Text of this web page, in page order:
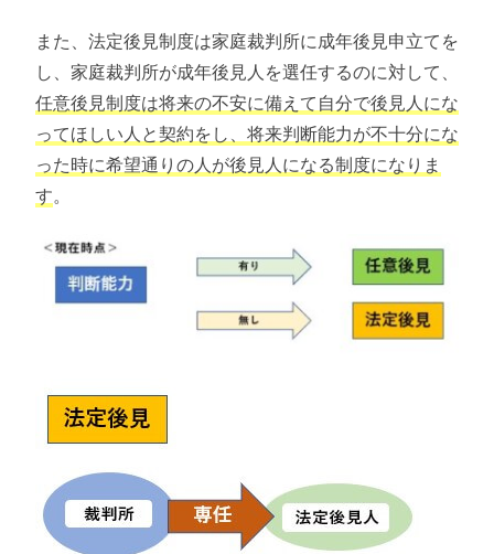
また、法定後見制度は家庭裁判所に成年後見申立てを
し、家庭裁判所が成年後見人を選任するのに対して、
任意後見制度は将来の不安に備えて自分で後見人にな
ってほしい人と契約をし、将来判断能力が不十分にな
った時に希望通りの人が後見人になる制度になりま
す。